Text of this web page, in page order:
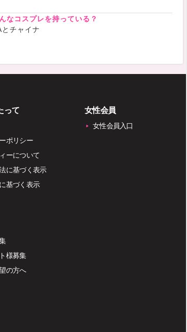
なコスプレを持っている？
とチャイナ
って
ポリシー
ーについて
に基づく表示
基づく表示
様募集
の方へ
女性会員
女性会員入口